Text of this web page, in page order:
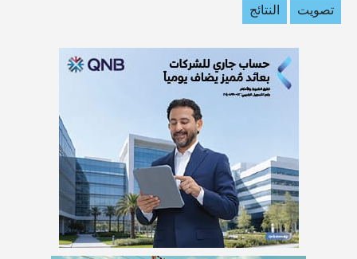
تصويت النتائج